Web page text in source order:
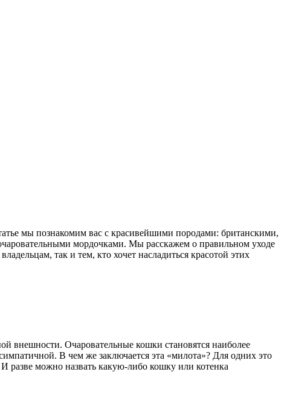
мы познакомим вас с красивейшими породами: британскими,
мордочками. Мы расскажем о правильном уходе
так и тем, кто хочет насладиться красотой этих
внешности. Очаровательные кошки становятся наиболее
В чем же заключается эта «милота»? Для одних это
можно назвать какую-либо кошку или котенка